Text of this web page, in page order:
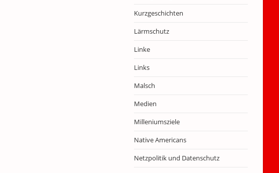
Kurzgeschichten
Lärmschutz
Linke
Links
Malsch
Medien
Milleniumsziele
Native Americans
Netzpolitik und Datenschutz